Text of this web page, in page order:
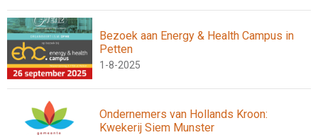
Bezoek aan Energy & Health Campus in
Petten
1-8-2025
Ondernemers van Hollands Kroon:
Kwekerij Siem Munster